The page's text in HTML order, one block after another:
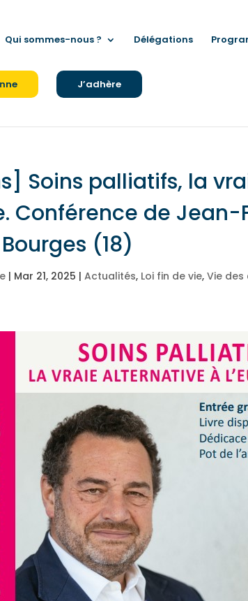
Qui sommes-nous ? Délégations
J’adhère
Soins palliatifs, la
Conférence de Jean-
(18)
| Mar 21, 2025 |Actualités, Loi fin de vie,Vie